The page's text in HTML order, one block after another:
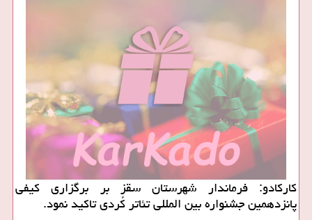
كاركادو: فرماندار شهرستان سقز بر برگزاری كیفی
پانزدهمین جشنواره بین المللی تئاتر كُردی تاكید نمود.